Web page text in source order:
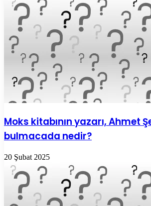
Moks kitabının yazarı, Ahmet
bulmacada nedir?
20 Şubat 2025